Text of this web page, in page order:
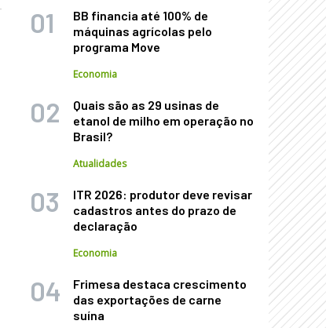
BB financia até 100% de
máquinas agrícolas pelo
programa Move
Economia
Quais são as 29 usinas de
etanol de milho em operação no
Brasil?
Atualidades
ITR 2026: produtor deve revisar
cadastros antes do prazo de
declaração
Economia
Frimesa destaca crescimento
das exportações de carne
suína